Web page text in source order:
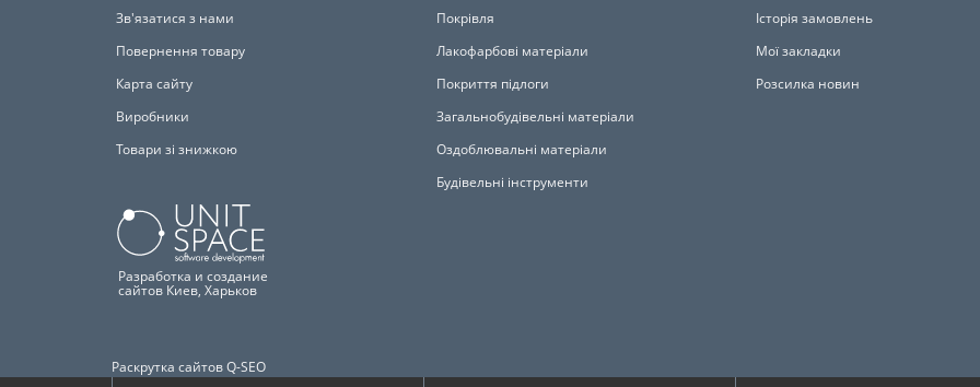
Зв'язатися з нами
Повернення товару
Карта сайту
Виробники
Товари зі знижкою
Разработка и создание
сайтов Киев, Харьков
Раскрутка сайтов Q-SEO
Покрівля
Лакофарбові матеріали
Покриття підлоги
Загальнобудівельні матеріали
Оздоблювальні матеріали
Будівельні інструменти
Історія замовлень
Мої закладки
Розсилка новин